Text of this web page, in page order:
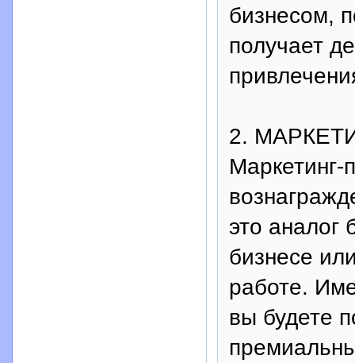
бизнесом,
получает
2.
это аналог
бизнесе
работе.
вы будете